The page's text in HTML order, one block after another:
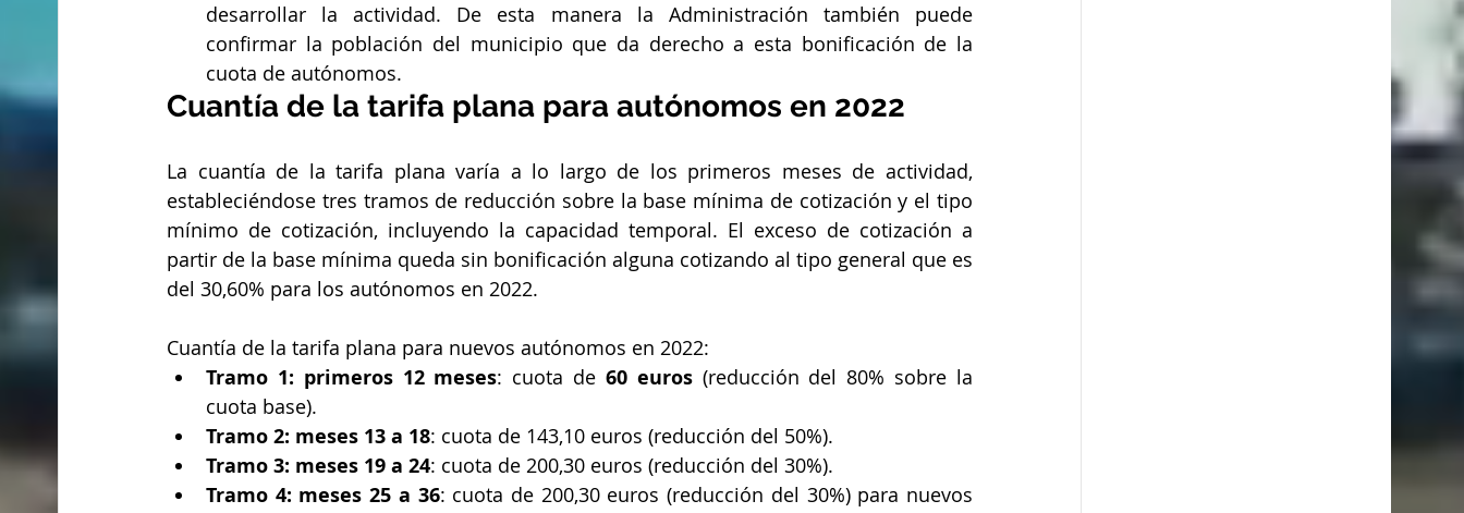
desarrollar la actividad. De esta manera la Administración también puede
confirmar la población del municipio que da derecho a esta bonificación de la
cuota de autónomos.
Cuantía de la tarifa plana para autónomos en 2022
La cuantía de la tarifa plana varía a lo largo de los primeros meses de actividad,
estableciéndose tres tramos de reducción sobre la base mínima de cotización y el tipo
mínimo de cotización, incluyendo la capacidad temporal. El exceso de cotización a
partir de la base mínima queda sin bonificación alguna cotizando al tipo general que es
del 30,60% para los autónomos en 2022.
Cuantía de la tarifa plana para nuevos autónomos en 2022:
Tramo 1: primeros 12 meses: cuota de 60 euros (reducción del 80% sobre la
cuota base).
Tramo 2: meses 13 a 18: cuota de 143,10 euros (reducción del 50%).
Tramo 3: meses 19 a 24: cuota de 200,30 euros (reducción del 30%).
Tramo 4: meses 25 a 36: cuota de 200,30 euros (reducción del 30%) para nuevos